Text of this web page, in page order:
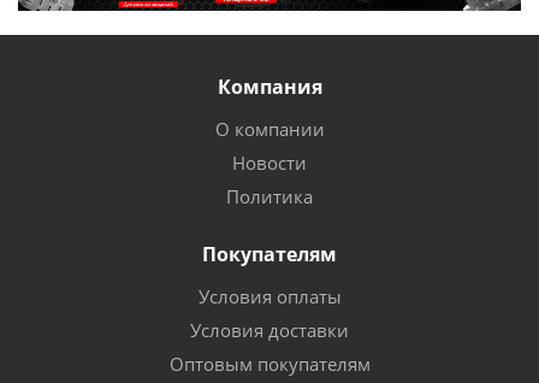
Компания
О компании
Новости
Политика
Покупателям
Условия оплаты
Условия доставки
Оптовым покупателям